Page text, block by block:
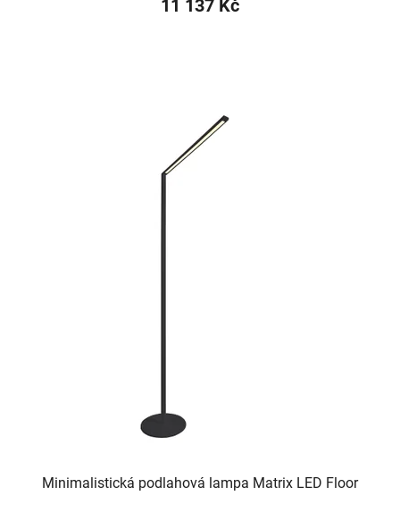
11 137 Kč
Minimalistická podlahová lampa Matrix LED Floor